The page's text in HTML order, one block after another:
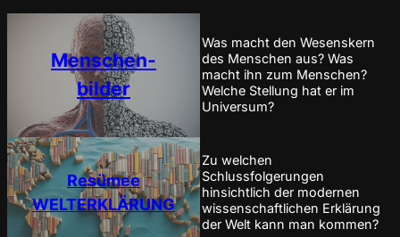
Menschen-
bilder
Was macht den Wesenskern
des Menschen aus? Was
macht ihn zum Menschen?
Welche Stellung hat er im
Universum?
Resümee
WELTERKLÄRUNG
Zu welchen
Schlussfolgerungen
hinsichtlich der modernen
wissenschaftlichen Erklärung
der Welt kann man kommen?